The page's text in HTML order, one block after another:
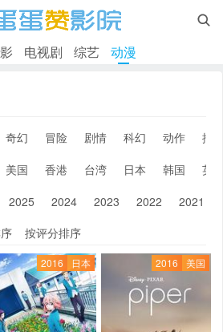

电视剧 综艺 动漫
奇幻 冒险 剧情 科幻 动作
搞
美国 香港 台湾 日本 韩国
英
2025 2024 2023 2022 2021
按评分排序
2016 日本 2016 美国